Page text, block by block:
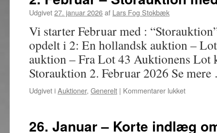
og
Udgivet27. januar 2026af Lars Fog Stokbæk
Vi starter Februar med :
opdelt i 2: En hollandsk auktion –
auktion – Fra Lot 43 Auktionens
Storauktion 2. Februar 2026 Se
Udgivet iAuktioner, Generelt | Kommentarer lukkettil
26. Januar – Korte indlæg